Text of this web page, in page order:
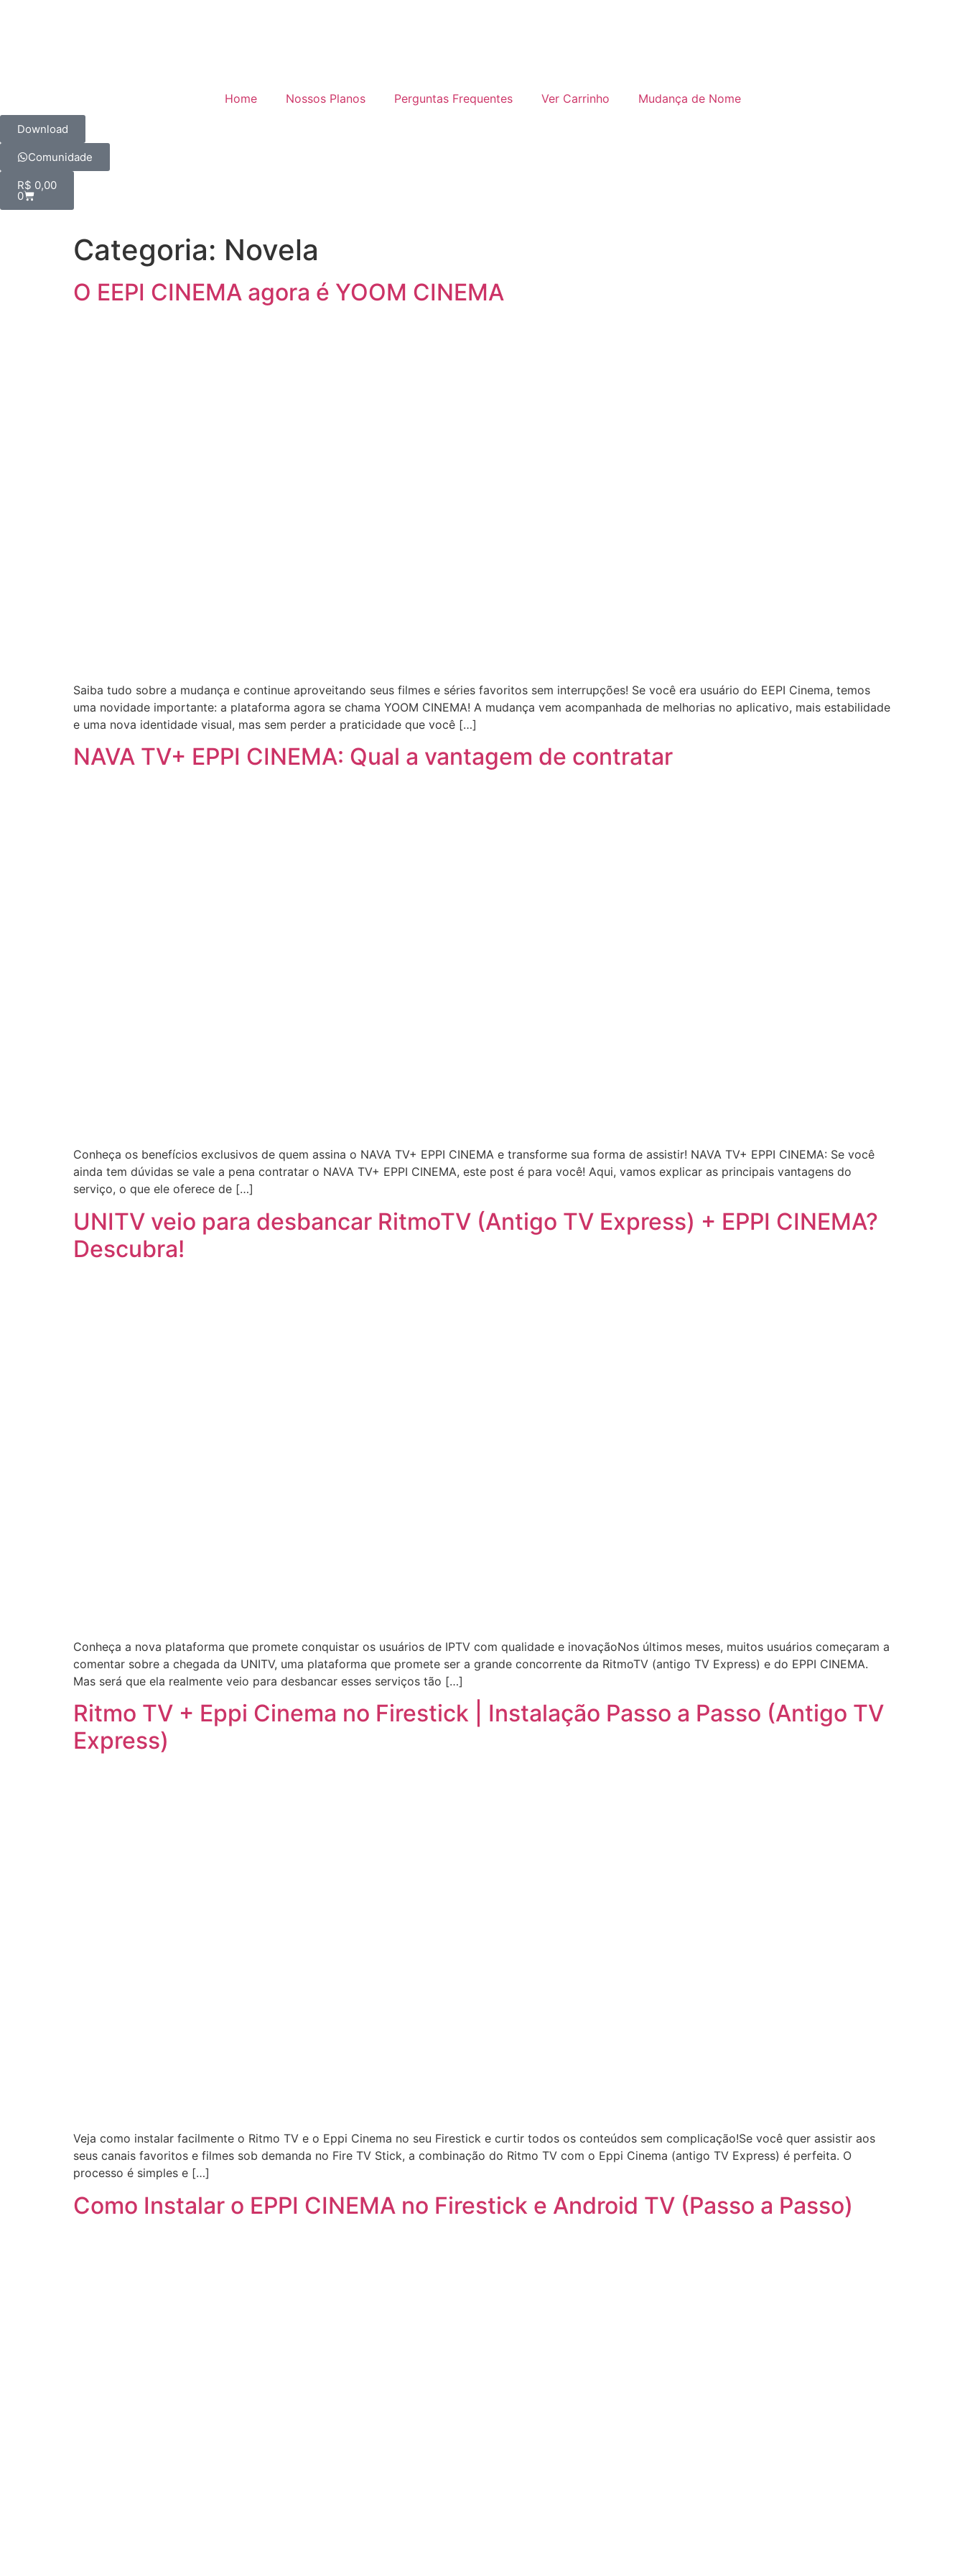
Home Nossos Planos Perguntas Frequentes Ver Carrinho Mudança de Nome
Download
Comunidade
R$ 0,00
0
Categoria: Novela
O EEPI CINEMA agora é YOOM CINEMA
Saiba tudo sobre a mudança e continue aproveitando seus filmes e séries favoritos sem interrupções! Se você era usuário do EEPI Cinema, temos
uma novidade importante: a plataforma agora se chama YOOM CINEMA! A mudança vem acompanhada de melhorias no aplicativo, mais estabilidade
e uma nova identidade visual, mas sem perder a praticidade que você […]
NAVA TV+ EPPI CINEMA: Qual a vantagem de contratar
Conheça os benefícios exclusivos de quem assina o NAVA TV+ EPPI CINEMA e transforme sua forma de assistir! NAVA TV+ EPPI CINEMA: Se você
ainda tem dúvidas se vale a pena contratar o NAVA TV+ EPPI CINEMA, este post é para você! Aqui, vamos explicar as principais vantagens do
serviço, o que ele oferece de […]
UNITV veio para desbancar RitmoTV (Antigo TV Express) + EPPI CINEMA?
Descubra!
Conheça a nova plataforma que promete conquistar os usuários de IPTV com qualidade e inovaçãoNos últimos meses, muitos usuários começaram a
comentar sobre a chegada da UNITV, uma plataforma que promete ser a grande concorrente da RitmoTV (antigo TV Express) e do EPPI CINEMA.
Mas será que ela realmente veio para desbancar esses serviços tão […]
Ritmo TV + Eppi Cinema no Firestick | Instalação Passo a Passo (Antigo TV
Express)
Veja como instalar facilmente o Ritmo TV e o Eppi Cinema no seu Firestick e curtir todos os conteúdos sem complicação!Se você quer assistir aos
seus canais favoritos e filmes sob demanda no Fire TV Stick, a combinação do Ritmo TV com o Eppi Cinema (antigo TV Express) é perfeita. O
processo é simples e […]
Como Instalar o EPPI CINEMA no Firestick e Android TV (Passo a Passo)